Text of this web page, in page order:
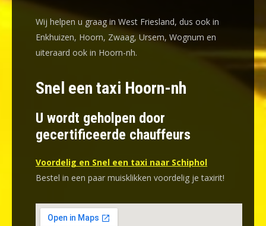
Wij helpen u graag in West Friesland, dus ook in
Enkhuizen, Hoorn, Zwaag, Ursem, Wognum en
uiteraard ook in Hoorn-nh.
Snel een taxi Hoorn-nh
U wordt geholpen door
gecertificeerde chauffeurs
Voordelig en Snel een taxi naar Schiphol
Bestel in een paar muisklikken voordelig je taxirit!